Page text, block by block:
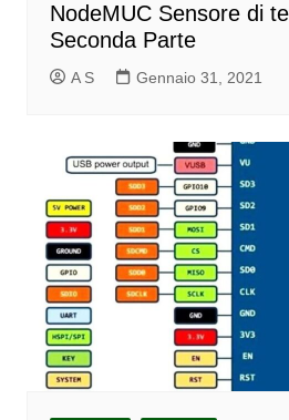
NodeMUC Sensore di
Seconda Parte
A S Gennaio 31, 2021